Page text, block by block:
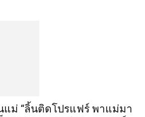
แม่ “ลิ้นติดโปรแฟร์ พาแม่มา